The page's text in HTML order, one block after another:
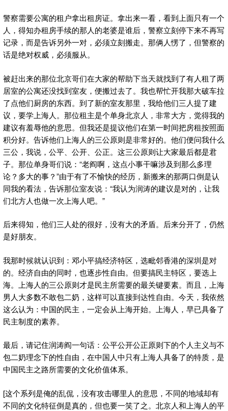
警察需要公寓的租户拿出租房证。拿出来一看，看到上面只有一个
人，得知办租房手续的那人的老婆是谁后，警察立刻停下来不再写
记录，而是告诉另外一对，必须立刻搬走。那俩人愣了，但警察的
话是绝对权威，必须服从。
被赶出来的那位北京哥们在大家的帮助下当天就找到了有人租了两
居室的公寓还没找到室友，便搬过去了。我也帮忙开我那大破车拉
了点他们厨房的东西。到了新的室友那里，我给他们三人提了建
议，要学上海人。那位租主是个单身北京人，非常大方，觉得我的
建议有羞辱他的意思。但我还是提议他们在第一时间把房租按照面
积分好。告诉他们上海人的三公原则是非常好的。他们便问我什么
三公，我说，公平、公开、公正。这三公原则让大家最后都是君
子。那位单身哥们说：“老阎啊，这点小事干嘛涉及到那么多理
论？多大的事？”由于有了不愉快的经历，新搬来的那两口倒是认
同我的看法，告诉那位室友说：“我认为润涛的建议是对的，让我
们北方人也做一次上海人吧。”
后来得知，他们三人处的很好，没有大的矛盾。后来分开了，仍然
是好朋友。
我那时候就认识到：邓小平搞经济特区，选毗邻香港的深圳是对
的。经济自由的同时，也逐步性自由。但要搞民主特区，要选上
海。上海人的三公原则才是民主所需要的最关键要素。而且，上海
男人大多数不敢包二奶，这样可以直接到达性自由。今天，我依然
这么认为：中国的民主，一定会从上海开始。上海人，早已具备了
民主制度的素养。
最后，请记住润涛阎一句话：公平公开公正原则下的个人主义与不
包二奶理念下的性自由，在中国人中只有上海人具备了的特质，是
中国民主之路所需要的文化价值体系。
[这个系列是俺的乱侃，没有攻击哪里人的意思，不同的地域却有
不同的文化特征倒是真的，但也要一笑了之。北京人和上海人的平